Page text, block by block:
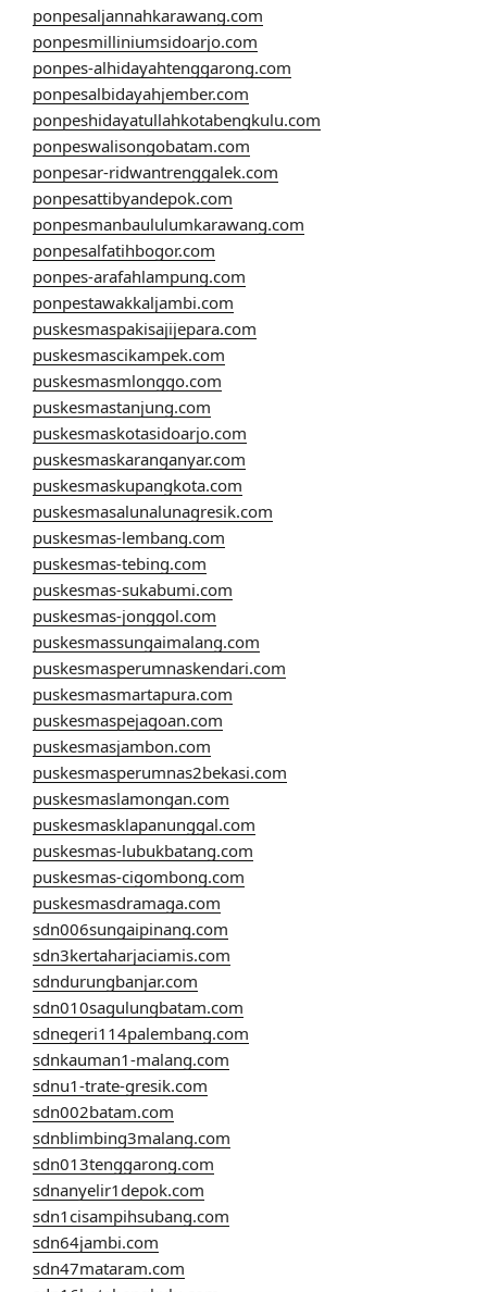
ponpesaljannahkarawang.com
ponpesmilliniumsidoarjo.com
ponpes-alhidayahtenggarong.com
ponpesalbidayahjember.com
ponpeshidayatullahkotabengkulu.com
ponpeswalisongobatam.com
ponpesar-ridwantrenggalek.com
ponpesattibyandepok.com
ponpesmanbaululumkarawang.com
ponpesalfatihbogor.com
ponpes-arafahlampung.com
ponpestawakkaljambi.com
puskesmaspakisajijepara.com
puskesmascikampek.com
puskesmasmlonggo.com
puskesmastanjung.com
puskesmaskotasidoarjo.com
puskesmaskaranganyar.com
puskesmaskupangkota.com
puskesmasalunalunagresik.com
puskesmas-lembang.com
puskesmas-tebing.com
puskesmas-sukabumi.com
puskesmas-jonggol.com
puskesmassungaimalang.com
puskesmasperumnaskendari.com
puskesmasmartapura.com
puskesmaspejagoan.com
puskesmasjambon.com
puskesmasperumnas2bekasi.com
puskesmaslamongan.com
puskesmasklapanunggal.com
puskesmas-lubukbatang.com
puskesmas-cigombong.com
puskesmasdramaga.com
sdn006sungaipinang.com
sdn3kertaharjaciamis.com
sdndurungbanjar.com
sdn010sagulungbatam.com
sdnegeri114palembang.com
sdnkauman1-malang.com
sdnu1-trate-gresik.com
sdn002batam.com
sdnblimbing3malang.com
sdn013tenggarong.com
sdnanyelir1depok.com
sdn1cisampihsubang.com
sdn64jambi.com
sdn47mataram.com